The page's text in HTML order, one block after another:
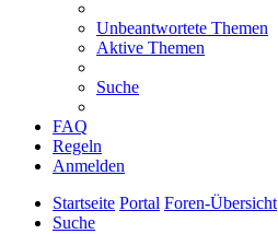
Unbeantwortete Themen
Aktive Themen
Suche
FAQ
Regeln
Anmelden
Startseite Portal Foren-Übersicht
Suche